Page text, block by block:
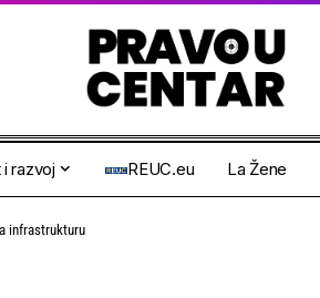
razvoj REUC.eu La Žene
infrastrukturu